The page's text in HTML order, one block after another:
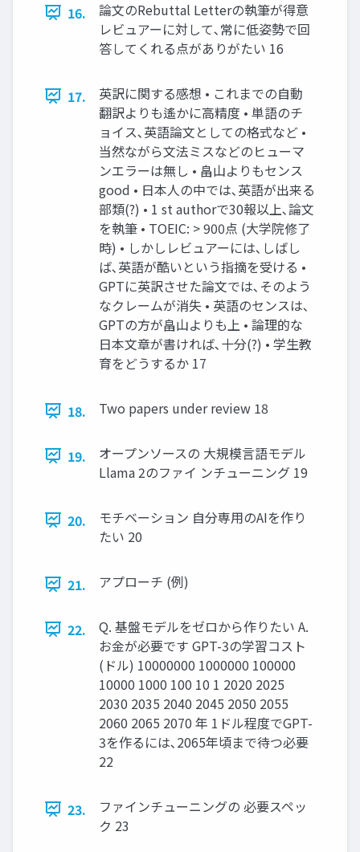
16.
論文のRebuttal Letterの執筆が得意
レビュアーに対して､常に低姿勢で回
答してくれる点がありがたい 16
17.
英訳に関する感想 • これまでの自動
翻訳よりも遙かに高精度 • 単語のチ
ョイス､英語論文としての格式など •
当然ながら文法ミスなどのヒューマ
ンエラーは無し • 畠山よりもセンス
good • 日本人の中では､英語が出来る
部類(?) • 1 st authorで30報以上､論文
を執筆 • TOEIC: > 900点 (大学院修了
時) • しかしレビュアーには､しばし
ば､英語が酷いという指摘を受ける •
GPTに英訳させた論文では､そのよう
なクレームが消失 • 英語のセンスは､
GPTの方が畠山よりも上 • 論理的な
日本文章が書ければ､十分(?) • 学生教
育をどうするか 17
18. Two papers under review 18
19.
オープンソースの 大規模言語モデル
Llama 2のファイ ンチューニング 19
20.
モチベーション 自分専用のAIを作り
たい 20
21. アプローチ (例)
22.
Q. 基盤モデルをゼロから作りたい A.
お金が必要です GPT-3の学習コスト
(ドル) 10000000 1000000 100000
10000 1000 100 10 1 2020 2025
2030 2035 2040 2045 2050 2055
2060 2065 2070 年 1ドル程度でGPT-
3を作るには､2065年頃まで待つ必要
22
23.
ファインチューニングの 必要スペッ
ク 23